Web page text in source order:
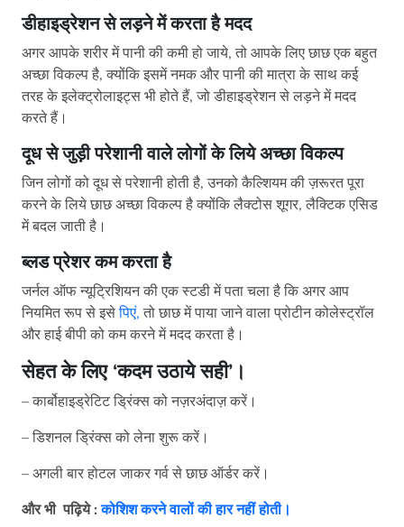
डीहाइड्रेशन से लड़ने में करता है मदद
अगर आपके शरीर में पानी की कमी हो जाये, तो आपके लिए छाछ एक बहुत
अच्छा विकल्प है, क्योंकि इसमें नमक और पानी की मात्रा के साथ कई
तरह के इलेक्ट्रोलाइट्स भी होते हैं, जो डीहाइड्रेशन से लड़ने में मदद
करते हैं।
दूध से जुड़ी परेशानी वाले लोगों के लिये अच्छा विकल्प
जिन लोगों को दूध से परेशानी होती है, उनको कैल्शियम की ज़रूरत पूरा
करने के लिये छाछ अच्छा विकल्प है क्योंकि लैक्टोस शूगर, लैक्टिक एसिड
में बदल जाती है।
ब्लड प्रेशर कम करता है
जर्नल ऑफ न्यूट्रिशियन की एक स्टडी में पता चला है कि अगर आप
नियमित रूप से इसेपिएं, तो छाछ में पाया जाने वाला प्रोटीन कोलेस्ट्रॉल
और हाई बीपी को कम करने में मदद करता है।
सेहत के लिए ‘कदम उठाये सही’।
– कार्बोहाइड्रेटिट ड्रिंक्स को नज़रअंदाज़ करें।
– डिशनल ड्रिंक्स को लेना शुरू करें।
– अगली बार होटल जाकर गर्व से छाछ ऑर्डर करें।
और भी पढ़िये: कोशिश करने वालों की हार नहीं होती।